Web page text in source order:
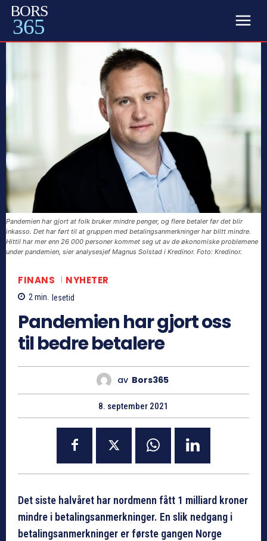
BORS
365
Pandemien har gjort at folk bruker mindre penger, og flere betaler før det blir
inkasso. Det har ført til at gruppen med betalingsanmerkninger har blitt mindre.
Hittil har mer enn 26 000 personer kommet seg ut av de økonomiske problemene
under pandemien, sier analysesjef Magnus Solstad i Kredinor. Foto: Kredinor.
FINANS NYHETER
2min. lesetid
Pandemien har gjort oss
til bedre betalere
av Bors365
8. september 2021
Det siste halvåret har nordmenn fått 1 milliard kroner
mindre i betalingsanmerkninger. En slik nedgang i
betalingsanmerkninger er første gangen Norge